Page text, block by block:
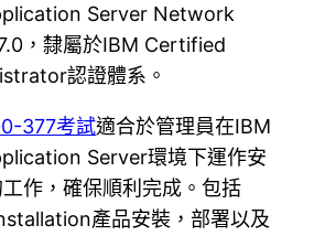
Server Network
，隸屬於IBM Certified
認證體系。
377考試適合於管理員在IBM
Server環境下運作安
作，確保順利完成。包括
產品安裝，部署以及